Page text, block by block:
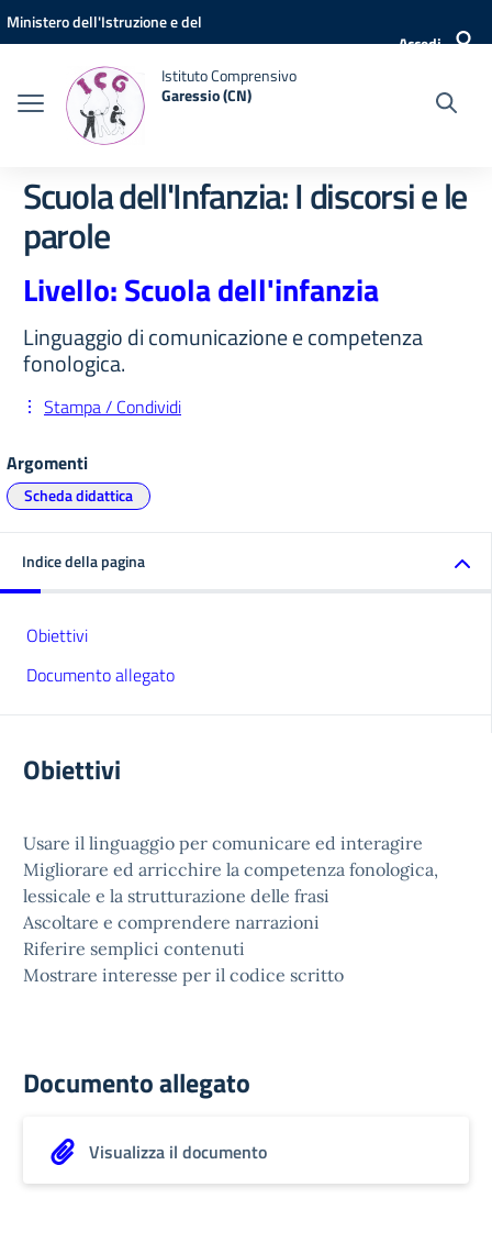
Vai ai contenuti
Vai al menu di navigazione
Vai al footer
Ministero dell'Istruzione e del
Accedi
Istituto Comprensivo
Garessio (CN)
Scuola dell'Infanzia: I discorsi e le
parole
Livello: Scuola dell'infanzia
Linguaggio di comunicazione e competenza
fonologica.
Stampa / Condividi
Argomenti
Scheda didattica
Indice della pagina
Obiettivi
Documento allegato
Obiettivi
Usare il linguaggio per comunicare ed interagire
Migliorare ed arricchire la competenza fonologica,
lessicale e la strutturazione delle frasi
Ascoltare e comprendere narrazioni
Riferire semplici contenuti
Mostrare interesse per il codice scritto
Documento allegato
Visualizza il documento